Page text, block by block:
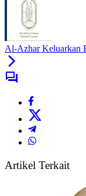
Al-Azhar Keluarkan
Artikel Terkait